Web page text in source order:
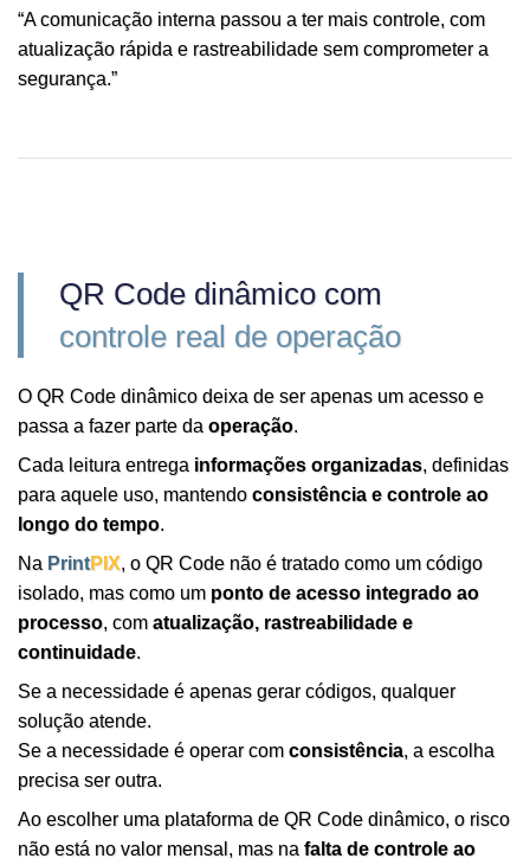
“A comunicação interna passou a ter mais controle, com
atualização rápida e rastreabilidade sem comprometer a
segurança.”
QR Code dinâmico com
controle real de operação
O QR Code dinâmico deixa de ser apenas um acesso e
passa a fazer parte da operação.
Cada leitura entrega informações organizadas, definidas
para aquele uso, mantendo consistência e controle ao
longo do tempo.
Na PrintPIX, o QR Code não é tratado como um código
isolado, mas como um ponto de acesso integrado ao
processo, com atualização, rastreabilidade e
continuidade.
Se a necessidade é apenas gerar códigos, qualquer
solução atende.
Se a necessidade é operar com consistência, a escolha
precisa ser outra.
Ao escolher uma plataforma de QR Code dinâmico, o risco
não está no valor mensal, mas na falta de controle ao